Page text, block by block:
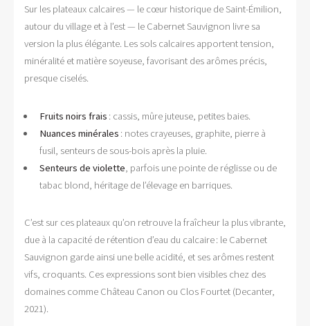
Sur les plateaux calcaires — le cœur historique de Saint-Émilion,
autour du village et à l’est — le Cabernet Sauvignon livre sa
version la plus élégante. Les sols calcaires apportent tension,
minéralité et matière soyeuse, favorisant des arômes précis,
presque ciselés.
Fruits noirs frais : cassis, mûre juteuse, petites baies.
Nuances minérales : notes crayeuses, graphite, pierre à
fusil, senteurs de sous-bois après la pluie.
Senteurs de violette, parfois une pointe de réglisse ou de
tabac blond, héritage de l’élevage en barriques.
C’est sur ces plateaux qu’on retrouve la fraîcheur la plus vibrante,
due à la capacité de rétention d’eau du calcaire : le Cabernet
Sauvignon garde ainsi une belle acidité, et ses arômes restent
vifs, croquants. Ces expressions sont bien visibles chez des
domaines comme Château Canon ou Clos Fourtet (Decanter,
2021).